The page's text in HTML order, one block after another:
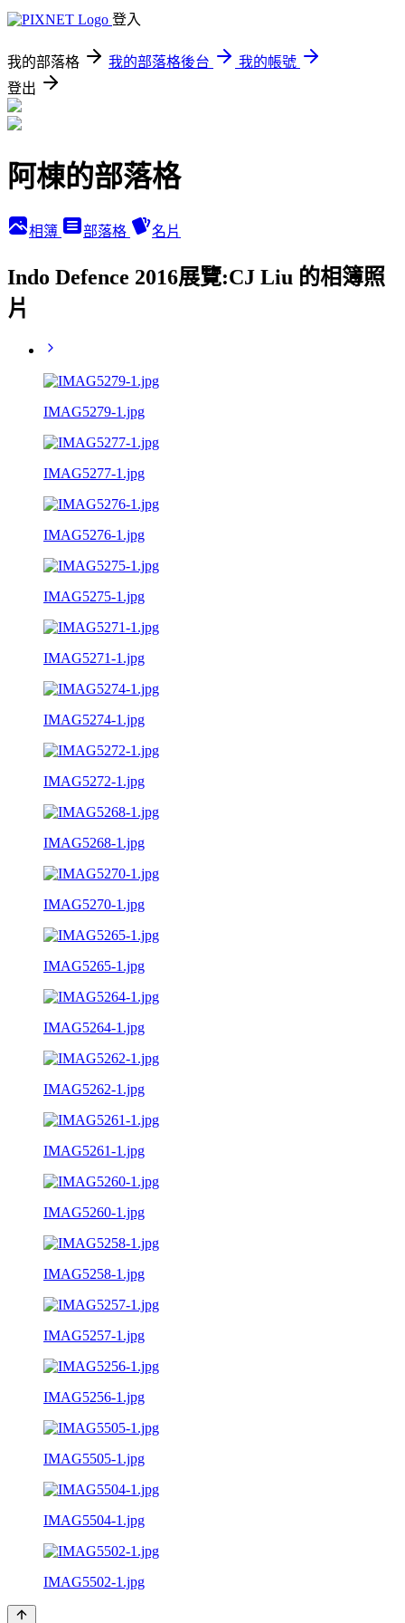
登入
我的部落格 我的部落格後台
我的帳號
登出
阿棟的部落格
相簿 部落格 名片
Indo Defence 2016展覽:CJ Liu 的相簿照
片
IMAG5279-1.jpg
IMAG5277-1.jpg
IMAG5276-1.jpg
IMAG5275-1.jpg
IMAG5271-1.jpg
IMAG5274-1.jpg
IMAG5272-1.jpg
IMAG5268-1.jpg
IMAG5270-1.jpg
IMAG5265-1.jpg
IMAG5264-1.jpg
IMAG5262-1.jpg
IMAG5261-1.jpg
IMAG5260-1.jpg
IMAG5258-1.jpg
IMAG5257-1.jpg
IMAG5256-1.jpg
IMAG5505-1.jpg
IMAG5504-1.jpg
IMAG5502-1.jpg